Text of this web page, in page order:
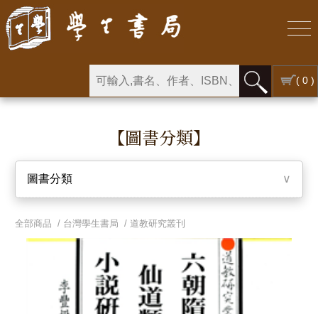
( 0 )
【圖書分類】
圖書分類 ∨
全部商品 / 台灣學生書局 / 道教研究叢刊